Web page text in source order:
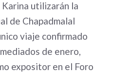
utilizarán la
de Chapadmalal
viaje confirmado
de enero,
expositor en el Foro